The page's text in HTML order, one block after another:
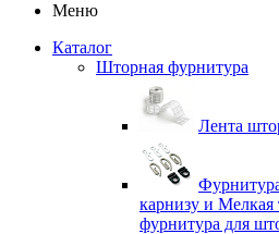
Меню
Каталог
Шторная фурнитура
Лента
карнизу и Мелкая
фурнитура для